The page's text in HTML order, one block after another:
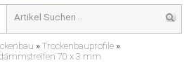
» Trockenbauprofile »
70 x 3 mm